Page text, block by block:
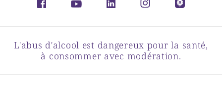
L'abus d'alcool est dangereux pour la santé,
à consommer avec modération.